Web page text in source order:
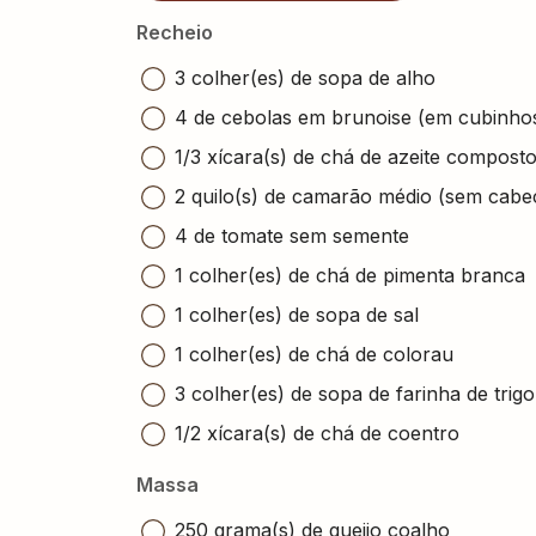
Recheio
3 colher(es) de sopa de alho
4 de cebolas em brunoise (em
1/3 xícara(s) de chá de azeite composto
2 quilo(s) de camarão médio (sem
4 de tomate sem semente
1 colher(es) de chá de pimenta branca
1 colher(es) de sopa de sal
1 colher(es) de chá de colorau
3 colher(es) de sopa de farinha de trigo
1/2 xícara(s) de chá de coentro
Massa
250 grama(s) de queijo coalho